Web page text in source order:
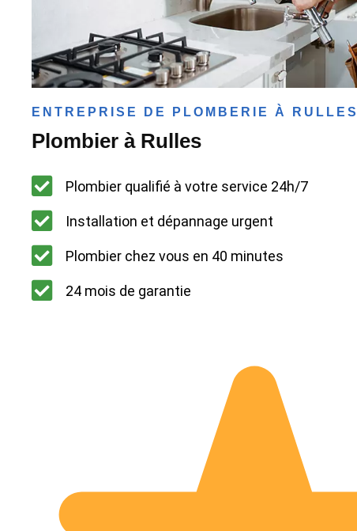
ENTREPRISE DE PLOMBERIE À RULLES
Plombier à Rulles
Plombier qualifié à votre service 24h/7
Installation et dépannage urgent
Plombier chez vous en 40 minutes
24 mois de garantie